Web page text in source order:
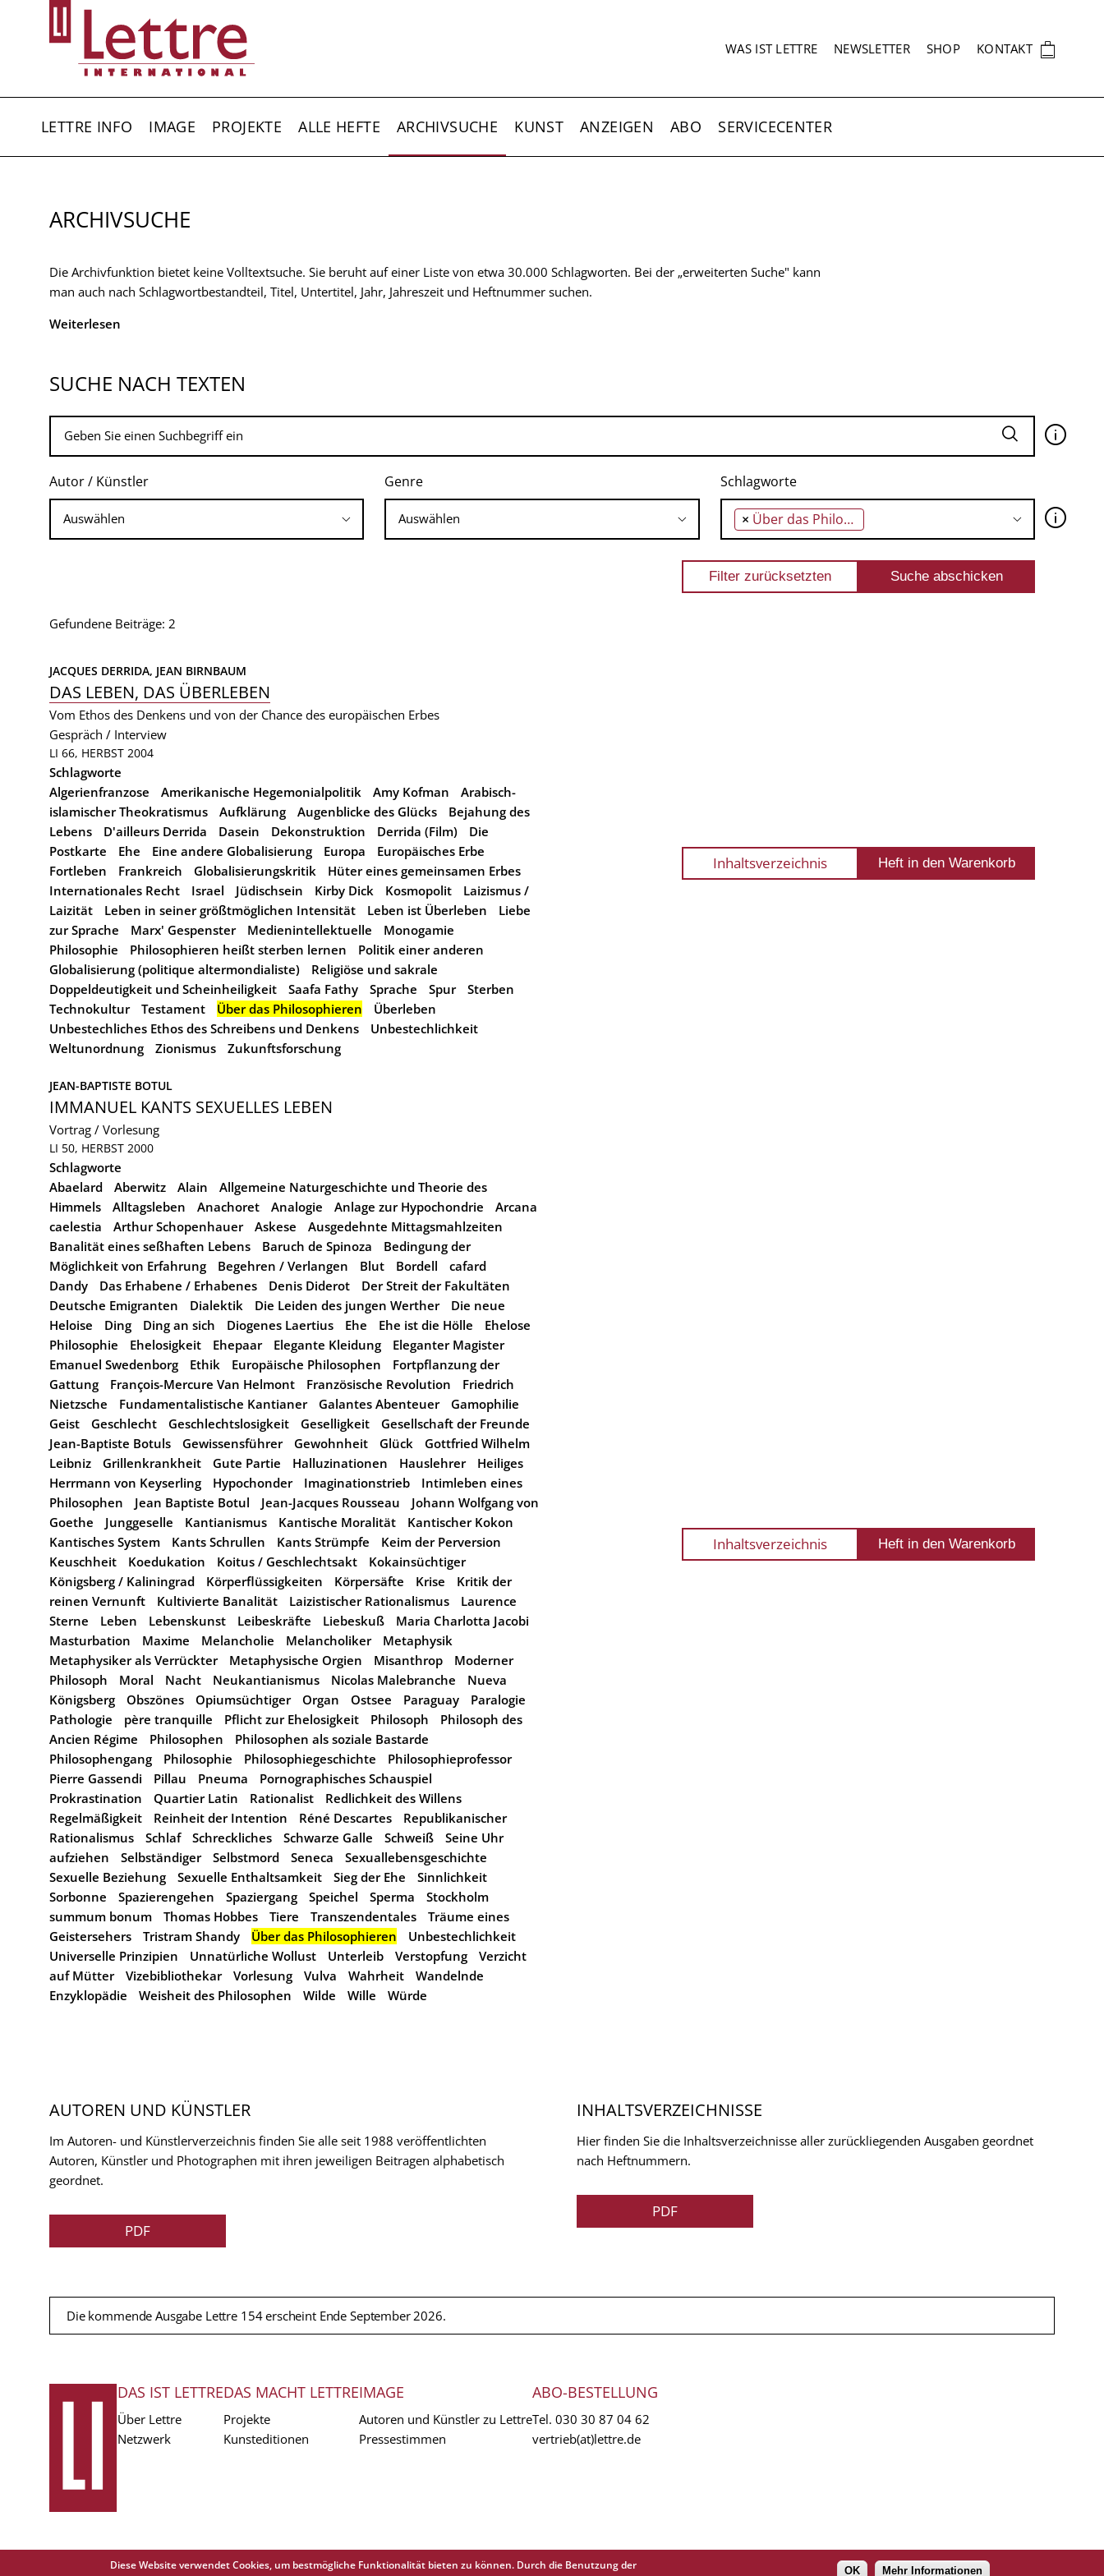
SEKUNDÄRNAVIGATION
WAS IST LETTRE NEWSLETTER SHOP KONTAKT 🛍
LETTRE INFO IMAGE PROJEKTE ALLE HEFTE ARCHIVSUCHE KUNST ANZEIGEN ABO SERVICECENTER
ARCHIVSUCHE
Die Archivfunktion bietet keine Volltextsuche. Sie beruht auf einer Liste von etwa 30.000 Schlagworten. Bei der „erweiterten Suche" kann
man auch nach Schlagwortbestandteil, Titel, Untertitel, Jahr, Jahreszeit und Heftnummer suchen.
Weiterlesen
SUCHE NACH TEXTEN
🛈
Autor / Künstler Genre Schlagworte
× Über das Philosophieren 🛈
Gefundene Beiträge: 2
JACQUES DERRIDA, JEAN BIRNBAUM
DAS LEBEN, DAS ÜBERLEBEN
Vom Ethos des Denkens und von der Chance des europäischen Erbes
Gespräch / Interview
LI 66, HERBST 2004
Schlagworte
Algerienfranzose
Amerikanische Hegemonialpolitik Amy Kofman
Arabisch-
islamischer Theokratismus
Aufklärung Augenblicke des Glücks
Bejahung des
Lebens
D'ailleurs Derrida Dasein Dekonstruktion Derrida (Film)
Die
Postkarte
Ehe Eine andere Globalisierung Europa
Europäisches Erbe
Fortleben
Frankreich Globalisierungskritik
Hüter eines gemeinsamen Erbes
Internationales Recht
Israel Jüdischsein Kirby Dick Kosmopolit
Laizismus /
Laizität
Leben in seiner größtmöglichen Intensität Leben ist Überleben
Liebe
zur Sprache
Marx' Gespenster Medienintellektuelle
Monogamie
Philosophie
Philosophieren heißt sterben lernen
Politik einer anderen
Globalisierung (politique altermondialiste)
Religiöse und sakrale
Doppeldeutigkeit und Scheinheiligkeit
Saafa Fathy Sprache Spur
Sterben
Technokultur
Testament Über das Philosophieren
Überleben
Unbestechliches Ethos des Schreibens und Denkens
Unbestechlichkeit
Weltunordnung
Zionismus Zukunftsforschung
Inhaltsverzeichnis
JEAN-BAPTISTE BOTUL
IMMANUEL KANTS SEXUELLES LEBEN
Vortrag / Vorlesung
LI 50, HERBST 2000
Schlagworte
Abaelard
Aberwitz Alain
Allgemeine Naturgeschichte und Theorie des
Himmels
Alltagsleben Anachoret Analogie Anlage zur Hypochondrie
Arcana
caelestia
Arthur Schopenhauer Askese
Ausgedehnte Mittagsmahlzeiten
Banalität eines seßhaften Lebens
Baruch de Spinoza
Bedingung der
Möglichkeit von Erfahrung
Begehren / Verlangen Blut Bordell
cafard
Dandy
Das Erhabene / Erhabenes Denis Diderot
Der Streit der Fakultäten
Deutsche Emigranten
Dialektik Die Leiden des jungen Werther
Die neue
Heloise
Ding Ding an sich Diogenes Laertius Ehe Ehe ist die Hölle
Ehelose
Philosophie
Ehelosigkeit Ehepaar Elegante Kleidung
Eleganter Magister
Emanuel Swedenborg
Ethik Europäische Philosophen
Fortpflanzung der
Gattung
François-Mercure Van Helmont Französische Revolution
Friedrich
Nietzsche
Fundamentalistische Kantianer Galantes Abenteuer
Gamophilie
Geist
Geschlecht Geschlechtslosigkeit Geselligkeit
Gesellschaft der Freunde
Jean-Baptiste Botuls
Gewissensführer Gewohnheit Glück
Gottfried Wilhelm
Leibniz
Grillenkrankheit Gute Partie Halluzinationen Hauslehrer
Heiliges
Herrmann von Keyserling
Hypochonder Imaginationstrieb
Intimleben eines
Philosophen
Jean Baptiste Botul Jean-Jacques Rousseau
Johann Wolfgang von
Goethe
Junggeselle Kantianismus Kantische Moralität
Kantischer Kokon
Kantisches System
Kants Schrullen Kants Strümpfe
Keim der Perversion
Keuschheit
Koedukation Koitus / Geschlechtsakt
Kokainsüchtiger
Königsberg / Kaliningrad
Körperflüssigkeiten Körpersäfte Krise
Kritik der
reinen Vernunft
Kultivierte Banalität Laizistischer Rationalismus
Laurence
Sterne
Leben Lebenskunst Leibeskräfte Liebeskuß
Maria Charlotta Jacobi
Masturbation
Maxime Melancholie Melancholiker
Metaphysik
Metaphysiker als Verrückter
Metaphysische Orgien Misanthrop
Moderner
Philosoph
Moral Nacht Neukantianismus Nicolas Malebranche
Nueva
Königsberg
Obszönes Opiumsüchtiger Organ Ostsee Paraguay
Paralogie
Pathologie
père tranquille Pflicht zur Ehelosigkeit Philosoph
Philosoph des
Ancien Régime
Philosophen
Philosophen als soziale Bastarde
Philosophengang
Philosophie Philosophiegeschichte
Philosophieprofessor
Pierre Gassendi
Pillau Pneuma
Pornographisches Schauspiel
Prokrastination
Quartier Latin Rationalist
Redlichkeit des Willens
Regelmäßigkeit
Reinheit der Intention Réné Descartes
Republikanischer
Rationalismus
Schlaf Schreckliches Schwarze Galle Schweiß
Seine Uhr
aufziehen
Selbständiger Selbstmord Seneca
Sexuallebensgeschichte
Sexuelle Beziehung
Sexuelle Enthaltsamkeit Sieg der Ehe
Sinnlichkeit
Sorbonne
Spazierengehen Spaziergang Speichel Sperma
Stockholm
summum bonum
Thomas Hobbes Tiere Transzendentales
Träume eines
Geistersehers
Tristram Shandy Über das Philosophieren
Unbestechlichkeit
Universelle Prinzipien
Unnatürliche Wollust Unterleib Verstopfung
Verzicht
auf Mütter
Vizebibliothekar Vorlesung Vulva Wahrheit
Wandelnde
Enzyklopädie
Weisheit des Philosophen Wilde Wille Würde
Inhaltsverzeichnis
AUTOREN UND KÜNSTLER
Im Autoren- und Künstlerverzeichnis finden Sie alle seit 1988 veröffentlichten
Autoren, Künstler und Photographen mit ihren jeweiligen Beitragen alphabetisch
geordnet.
PDF
INHALTSVERZEICHNISSE
Hier finden Sie die Inhaltsverzeichnisse aller zurückliegenden Ausgaben geordnet
nach Heftnummern.
PDF
Die kommende Ausgabe Lettre 154 erscheint Ende September 2026.
FUSSZEILE
DAS IST LETTRE
Über Lettre
Netzwerk
DAS MACHT LETTRE
Projekte
Kunsteditionen
IMAGE
Autoren und Künstler zu Lettre
Pressestimmen
ABO-BESTELLUNG
Tel. 030 30 87 04 62
vertrieb(at)lettre.de
Diese Website verwendet Cookies, um bestmögliche Funktionalität bieten zu können. Durch die Benutzung der OK Mehr Informationen